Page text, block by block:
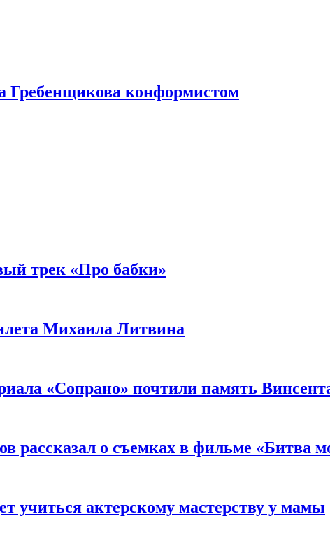
Гребенщикова конформистом
трек «Про бабки»
Михаила Литвина
«Сопрано» почтили память
рассказал о съемках в фильме «Битва
учиться актерскому мастерству у мамы